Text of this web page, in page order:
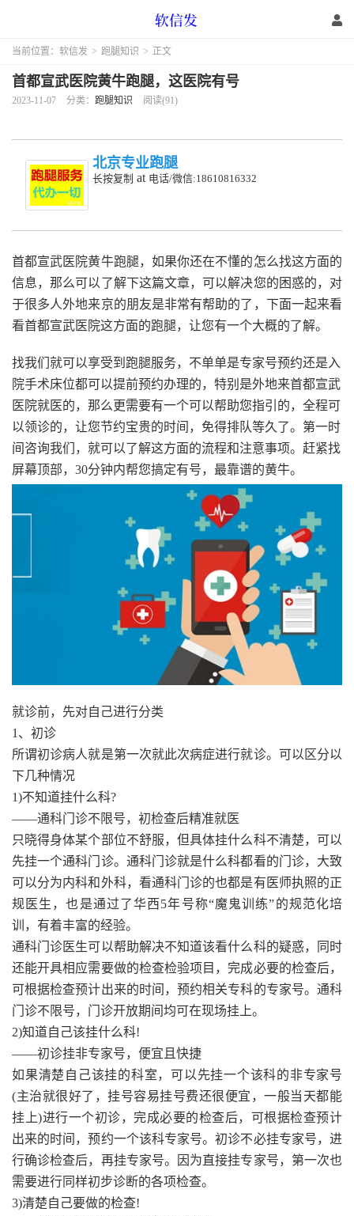
当前位置： 软信发 > 跑腿知识 > 正文
首都宣武医院黄牛跑腿，这医院有号
2023-11-07 分类： 跑腿知识 阅读(91)
北京专业跑腿
长按复制 at 电话/微信:18610816332
首都宣武医院黄牛跑腿，如果你还在不懂的怎么找这方面的
信息，那么可以了解下这篇文章，可以解决您的困惑的，对
于很多人外地来京的朋友是非常有帮助的了，下面一起来看
看首都宣武医院这方面的跑腿，让您有一个大概的了解。
找我们就可以享受到跑腿服务，不单单是专家号预约还是入
院手术床位都可以提前预约办理的，特别是外地来首都宣武
医院就医的，那么更需要有一个可以帮助您指引的，全程可
以领诊的，让您节约宝贵的时间，免得排队等久了。第一时
间咨询我们，就可以了解这方面的流程和注意事项。赶紧找
屏幕顶部，30分钟内帮您搞定有号，最靠谱的黄牛。
就诊前，先对自己进行分类
1、初诊
所谓初诊病人就是第一次就此次病症进行就诊。可以区分以
下几种情况
1)不知道挂什么科?
——通科门诊不限号，初检查后精准就医
只晓得身体某个部位不舒服，但具体挂什么科不清楚，可以
先挂一个通科门诊。通科门诊就是什么科都看的门诊，大致
可以分为内科和外科，看通科门诊的也都是有医师执照的正
规医生，也是通过了华西5年号称“魔鬼训练”的规范化培
训，有着丰富的经验。
通科门诊医生可以帮助解决不知道该看什么科的疑惑，同时
还能开具相应需要做的检查检验项目，完成必要的检查后，
可根据检查预计出来的时间，预约相关专科的专家号。通科
门诊不限号，门诊开放期间均可在现场挂上。
2)知道自己该挂什么科!
——初诊挂非专家号，便宜且快捷
如果清楚自己该挂的科室，可以先挂一个该科的非专家号
(主治就很好了，挂号容易挂号费还很便宜，一般当天都能
挂上)进行一个初诊，完成必要的检查后，可根据检查预计
出来的时间，预约一个该科专家号。初诊不必挂专家号，进
行确诊检查后，再挂专家号。因为直接挂专家号，第一次也
需要进行同样初步诊断的各项检查。
3)清楚自己要做的检查!